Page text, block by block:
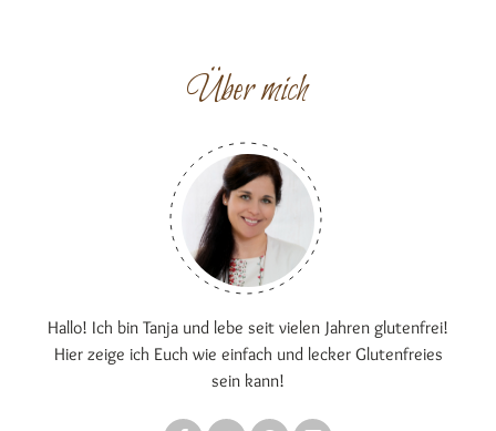
Über mich
Hallo! Ich bin Tanja und lebe seit vielen Jahren glutenfrei!
Hier zeige ich Euch wie einfach und lecker Glutenfreies
sein kann!